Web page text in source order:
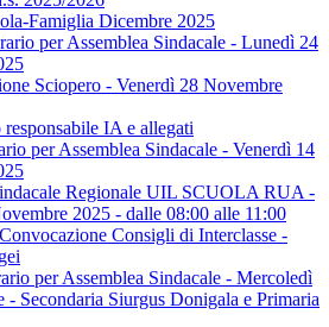
Famiglia Dicembre 2025
per Assemblea Sindacale - Lunedì 24
Sciopero - Venerdì 28 Novembre
IA e allegati
per Assemblea Sindacale - Venerdì 14
Regionale UIL SCUOLA RUA -
2025 - dalle 08:00 alle 11:00
Consigli di Interclasse -
per Assemblea Sindacale - Mercoledì
- Secondaria Siurgus Donigala e Primaria